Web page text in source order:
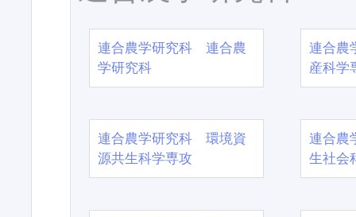
連合農学研究科 連合農
学研究科
連合農
産科学
連合農学研究科 環境資
源共生科学専攻
連合農
生社会